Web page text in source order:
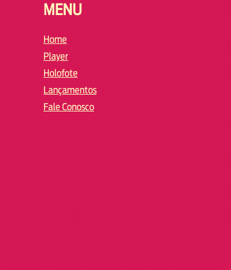
MENU
Home
Player
Holofote
Lançamentos
Fale Conosco